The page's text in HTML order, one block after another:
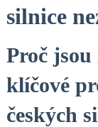
‍silnice
Proč
klíčové
českých